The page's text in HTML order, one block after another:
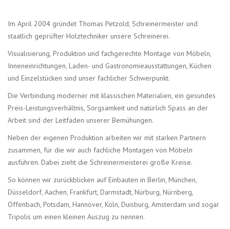
Im April 2004 gründet Thomas Petzold, Schreinermeister und
staatlich geprüfter Holztechniker unsere Schreinerei.
Visualisierung, Produktion und fachgerechte Montage von Möbeln,
Inneneinrichtungen, Laden- und Gastronomieausstattungen, Küchen
und Einzelstücken sind unser fachlicher Schwerpunkt.
Die Verbindung moderner mit klassischen Materialien, ein gesundes
Preis-Leistungsverhältnis, Sorgsamkeit und natürlich Spass an der
Arbeit sind der Leitfaden unserer Bemühungen.
Neben der eigenen Produktion arbeiten wir mit starken Partnern
zusammen, für die wir auch fachliche Montagen von Möbeln
ausführen. Dabei zieht die Schreinermeisterei große Kreise.
So können wir zurückblicken auf Einbauten in Berlin, München,
Düsseldorf, Aachen, Frankfurt, Darmstadt, Nürburg, Nürnberg,
Offenbach, Potsdam, Hannover, Köln, Duisburg, Amsterdam und sogar
Tripolis um einen kleinen Auszug zu nennen.